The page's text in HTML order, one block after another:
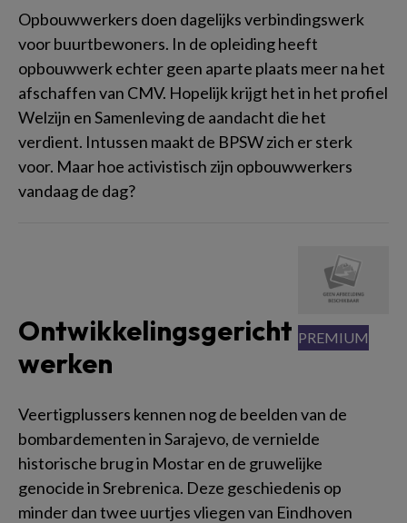
Opbouwwerkers doen dagelijks verbindingswerk
voor buurtbewoners. In de opleiding heeft
opbouwwerk echter geen aparte plaats meer na het
afschaffen van CMV. Hopelijk krijgt het in het profiel
Welzijn en Samenleving de aandacht die het
verdient. Intussen maakt de BPSW zich er sterk
voor. Maar hoe activistisch zijn opbouwwerkers
vandaag de dag?
Ontwikkelingsgericht
werken
Veertigplussers kennen nog de beelden van de
bombardementen in Sarajevo, de vernielde
historische brug in Mostar en de gruwelijke
genocide in Srebrenica. Deze geschiedenis op
minder dan twee uurtjes vliegen van Eindhoven